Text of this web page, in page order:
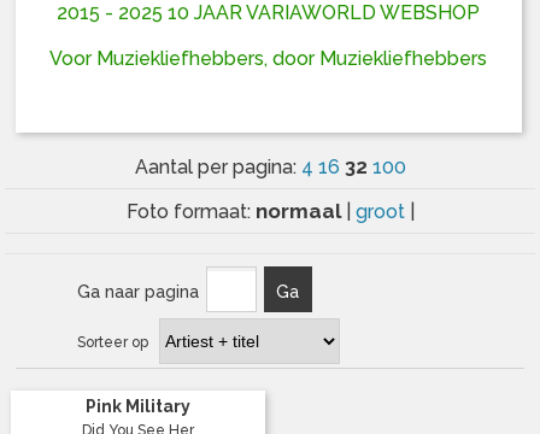
2015 - 2025 10 JAAR VARIAWORLD WEBSHOP
Voor Muziekliefhebbers, door Muziekliefhebbers
Aantal per pagina: 4 16 32 100
Foto formaat: normaal groot
Ga naar pagina Ga
Sorteer op
Pink Military
Did You See Her